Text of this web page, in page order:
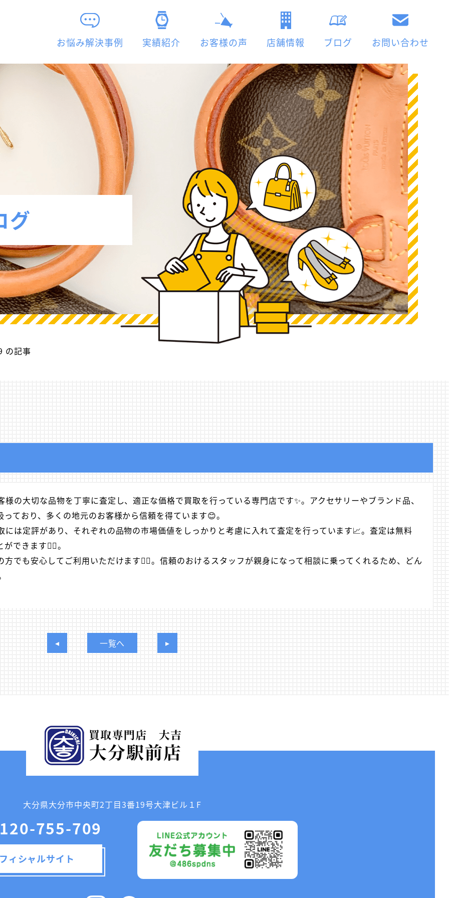
お悩み解決事例 実績紹介 お客様の声 店舗情報 ブログ お問い合わせ
グ
の記事
の大切な品物を丁寧に査定し、適正な価格で買取を行っている専門店です✨。アクセサリーやブランド品、
ており、多くの地元のお客様から信頼を得ています😊。
は定評があり、それぞれの品物の市場価値をしっかりと考慮に入れて査定を行っています📈。査定は無料
できます🚶‍♀️。
でも安心してご利用いただけます💁‍♂️。信頼のおけるスタッフが親身になって相談に乗ってくれるため、どん
一覧へ
大分県大分市中央町2丁目3番19号大津ビル１F
755-709
ィシャルサイト